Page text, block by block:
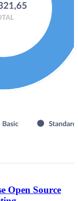
Open Source